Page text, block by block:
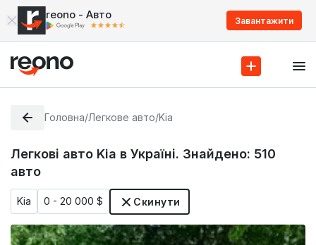
reono - Авто Завантажити
Головна/Легкове авто/Kia
Легкові авто Kia в Україні. Знайдено: 510
авто
Kia 0 - 20 000 $ Скинути